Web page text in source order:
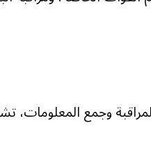
وجمع المعلومات،